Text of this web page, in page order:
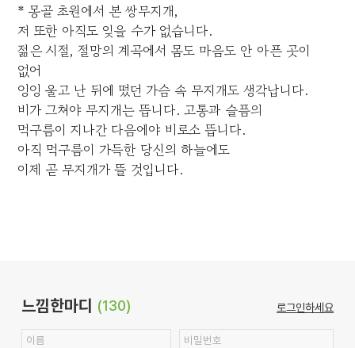
* 몽골 초원에서 본 쌍무지개,
저 또한 아직도 잊을 수가 없습니다.
젊은 시절, 절망의 계곡에서 몸도 마음도 안 아픈 곳이
없어
엉엉 울고 난 뒤에 떴던 가슴 속 무지개도 생각납니다.
비가 그쳐야 무지개는 뜹니다. 고통과 슬픔의
먹구름이 지나간 다음에야 비로소 뜹니다.
아직 먹구름이 가득한 당신의 하늘에도
이제 곧 무지개가 뜰 것입니다.
느낌한마디 (130) 로그인하세요